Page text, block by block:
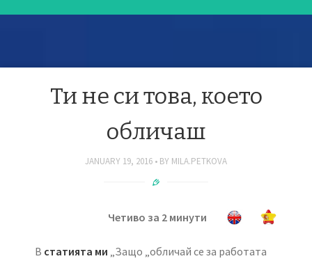
Ти не си това, което
обличаш
JANUARY 19, 2016 BY MILA.PETKOVA
Четиво за 2 минути
В статията ми „Защо „обличай се за работата